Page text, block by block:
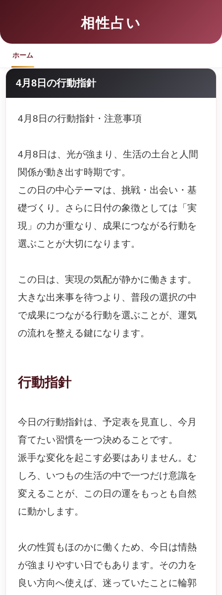
相性占い
ホーム
4月8日の行動指針
4月8日の行動指針・注意事項
4月8日は、光が強まり、生活の土台と人間
関係が動き出す時期です。
この日の中心テーマは、挑戦・出会い・基
礎づくり。さらに日付の象徴としては「実
現」の力が重なり、成果につながる行動を
選ぶことが大切になります。
この日は、実現の気配が静かに働きます。
大きな出来事を待つより、普段の選択の中
で成果につながる行動を選ぶことが、運気
の流れを整える鍵になります。
行動指針
今日の行動指針は、予定表を見直し、今月
育てたい習慣を一つ決めることです。
派手な変化を起こす必要はありません。む
しろ、いつもの生活の中で一つだけ意識を
変えることが、この日の運をもっとも自然
に動かします。
火の性質もほのかに働くため、今日は情熱
が強まりやすい日でもあります。その力を
良い方向へ使えば、迷っていたことに輪郭